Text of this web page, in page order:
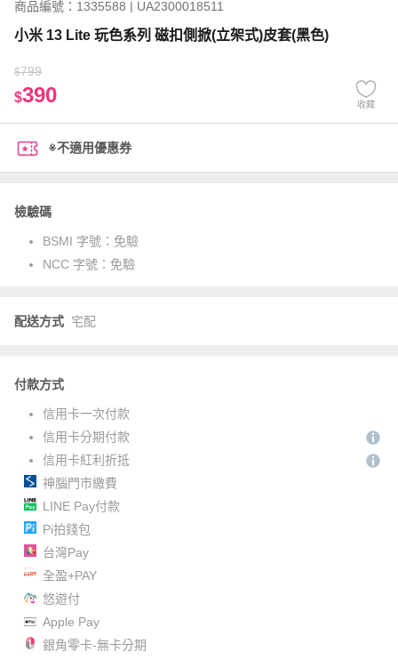
商品編號：1335588 | UA2300018511
小米 13 Lite 玩色系列 磁扣側掀(立架式)皮套(黑色)
$799
$390 收藏
※不適用優惠券
檢驗碼
BSMI 字號： 免驗
NCC 字號： 免驗
配送方式 宅配
付款方式
信用卡一次付款
信用卡分期付款
信用卡紅利折抵
神腦門市繳費
LINE Pay付款
Pi拍錢包
台灣Pay
全盈+PAY
悠遊付
Apple Pay
銀角零卡-無卡分期